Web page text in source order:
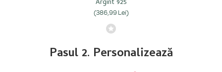
Argint 925
(386,99 Lei)
Pasul 2. Personalizează